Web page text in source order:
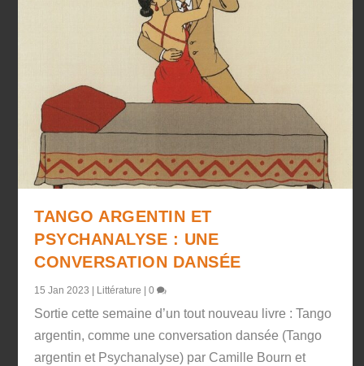
TANGO ARGENTIN ET
PSYCHANALYSE : UNE
CONVERSATION DANSÉE
15 Jan 2023 Littérature |0
Sortie cette semaine d’un tout nouveau livre : Tango
argentin, comme une conversation dansée (Tango
argentin et Psychanalyse) par Camille Bourn et